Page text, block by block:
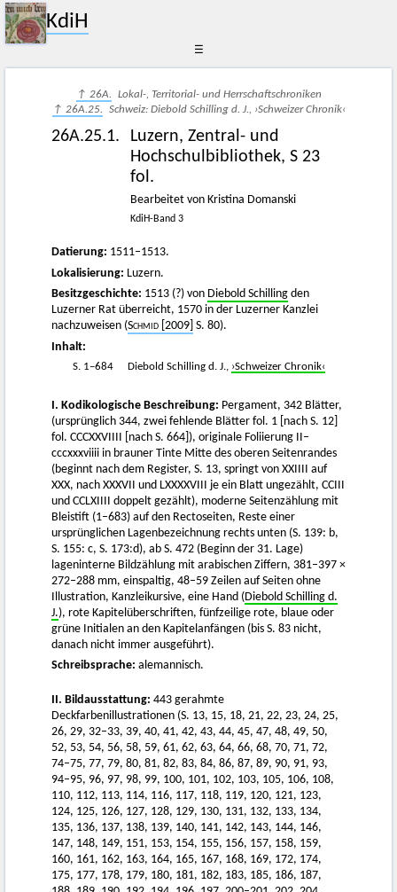
KdiH
☰
↑ 26A. Lokal-, Territorial- und Herrschaftschroniken
↑ 26A.25. Schweiz: Diebold Schilling d. J., ›Schweizer Chronik‹
26A.25.1.
Luzern, Zentral- und
Hochschulbibliothek, S 23
fol.
Bearbeitet von Kristina Domanski
KdiH-Band 3
Datierung: 1511–1513.
Lokalisierung: Luzern.
Besitzgeschichte: 1513 (?) von Diebold Schilling den
Luzerner Rat überreicht, 1570 in der Luzerner Kanzlei
nachzuweisen (Schmid [2009] S. 80).
Inhalt:
S. 1–684 Diebold Schilling d. J., ›Schweizer Chronik‹
I. Kodikologische Beschreibung: Pergament, 342 Blätter,
(ursprünglich 344, zwei fehlende Blätter fol. 1 [nach S. 12]
fol. CCCXXVIIII [nach S. 664]), originale Foliierung II–
cccxxxviiii in brauner Tinte Mitte des oberen Seitenrandes
(beginnt nach dem Register, S. 13, springt von XXIIII auf
XXX, nach XXXVII und LXXXXVIII je ein Blatt ungezählt, CCIII
und CCLXIIII doppelt gezählt), moderne Seitenzählung mit
Bleistift (1–683) auf den Rectoseiten, Reste einer
ursprünglichen Lagenbezeichnung rechts unten (S. 139: b,
S. 155: c, S. 173:d), ab S. 472 (Beginn der 31. Lage)
lageninterne Bildzählung mit arabischen Ziffern, 381–397 ×
272–288 mm, einspaltig, 48–59 Zeilen auf Seiten ohne
Illustration, Kanzleikursive, eine Hand (Diebold Schilling d.
J.), rote Kapitelüberschriften, fünfzeilige rote, blaue oder
grüne Initialen an den Kapitelanfängen (bis S. 83 nicht,
danach nicht immer ausgeführt).
Schreibsprache: alemannisch.
II. Bildausstattung: 443 gerahmte
Deckfarbenillustrationen (S. 13, 15, 18, 21, 22, 23, 24, 25,
26, 29, 32–33, 39, 40, 41, 42, 43, 44, 45, 47, 48, 49, 50,
52, 53, 54, 56, 58, 59, 61, 62, 63, 64, 66, 68, 70, 71, 72,
74–75, 77, 79, 80, 81, 82, 83, 84, 86, 87, 89, 90, 91, 93,
94–95, 96, 97, 98, 99, 100, 101, 102, 103, 105, 106, 108,
110, 112, 113, 114, 116, 117, 118, 119, 120, 121, 123,
124, 125, 126, 127, 128, 129, 130, 131, 132, 133, 134,
135, 136, 137, 138, 139, 140, 141, 142, 143, 144, 146,
147, 148, 149, 151, 153, 154, 155, 156, 157, 158, 159,
160, 161, 162, 163, 164, 165, 167, 168, 169, 172, 174,
175, 177, 178, 179, 180, 181, 182, 183, 185, 186, 187,